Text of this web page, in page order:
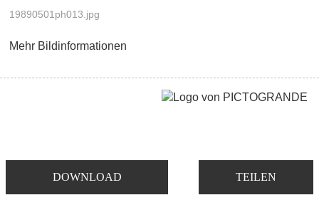
DOWNLOAD TEILEN
19890501ph013.jpg
Mehr Bildinformationen